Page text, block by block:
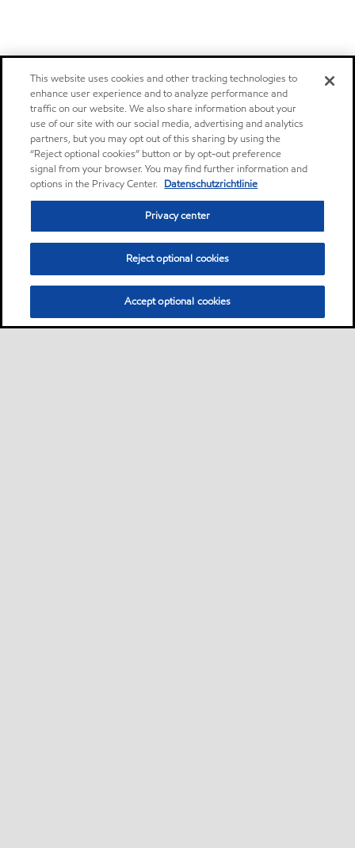
This website uses cookies and other tracking technologies to
enhance user experience and to analyze performance and
traffic on our website. We also share information about your
use of our site with our social media, advertising and analytics
partners, but you may opt out of this sharing by using the
“Reject optional cookies” button or by opt-out preference
signal from your browser. You may find further information and
options in the Privacy Center. Datenschutzrichtlinie
Privacy center
Reject optional cookies
Accept optional cookies